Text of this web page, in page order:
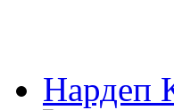
Нардеп